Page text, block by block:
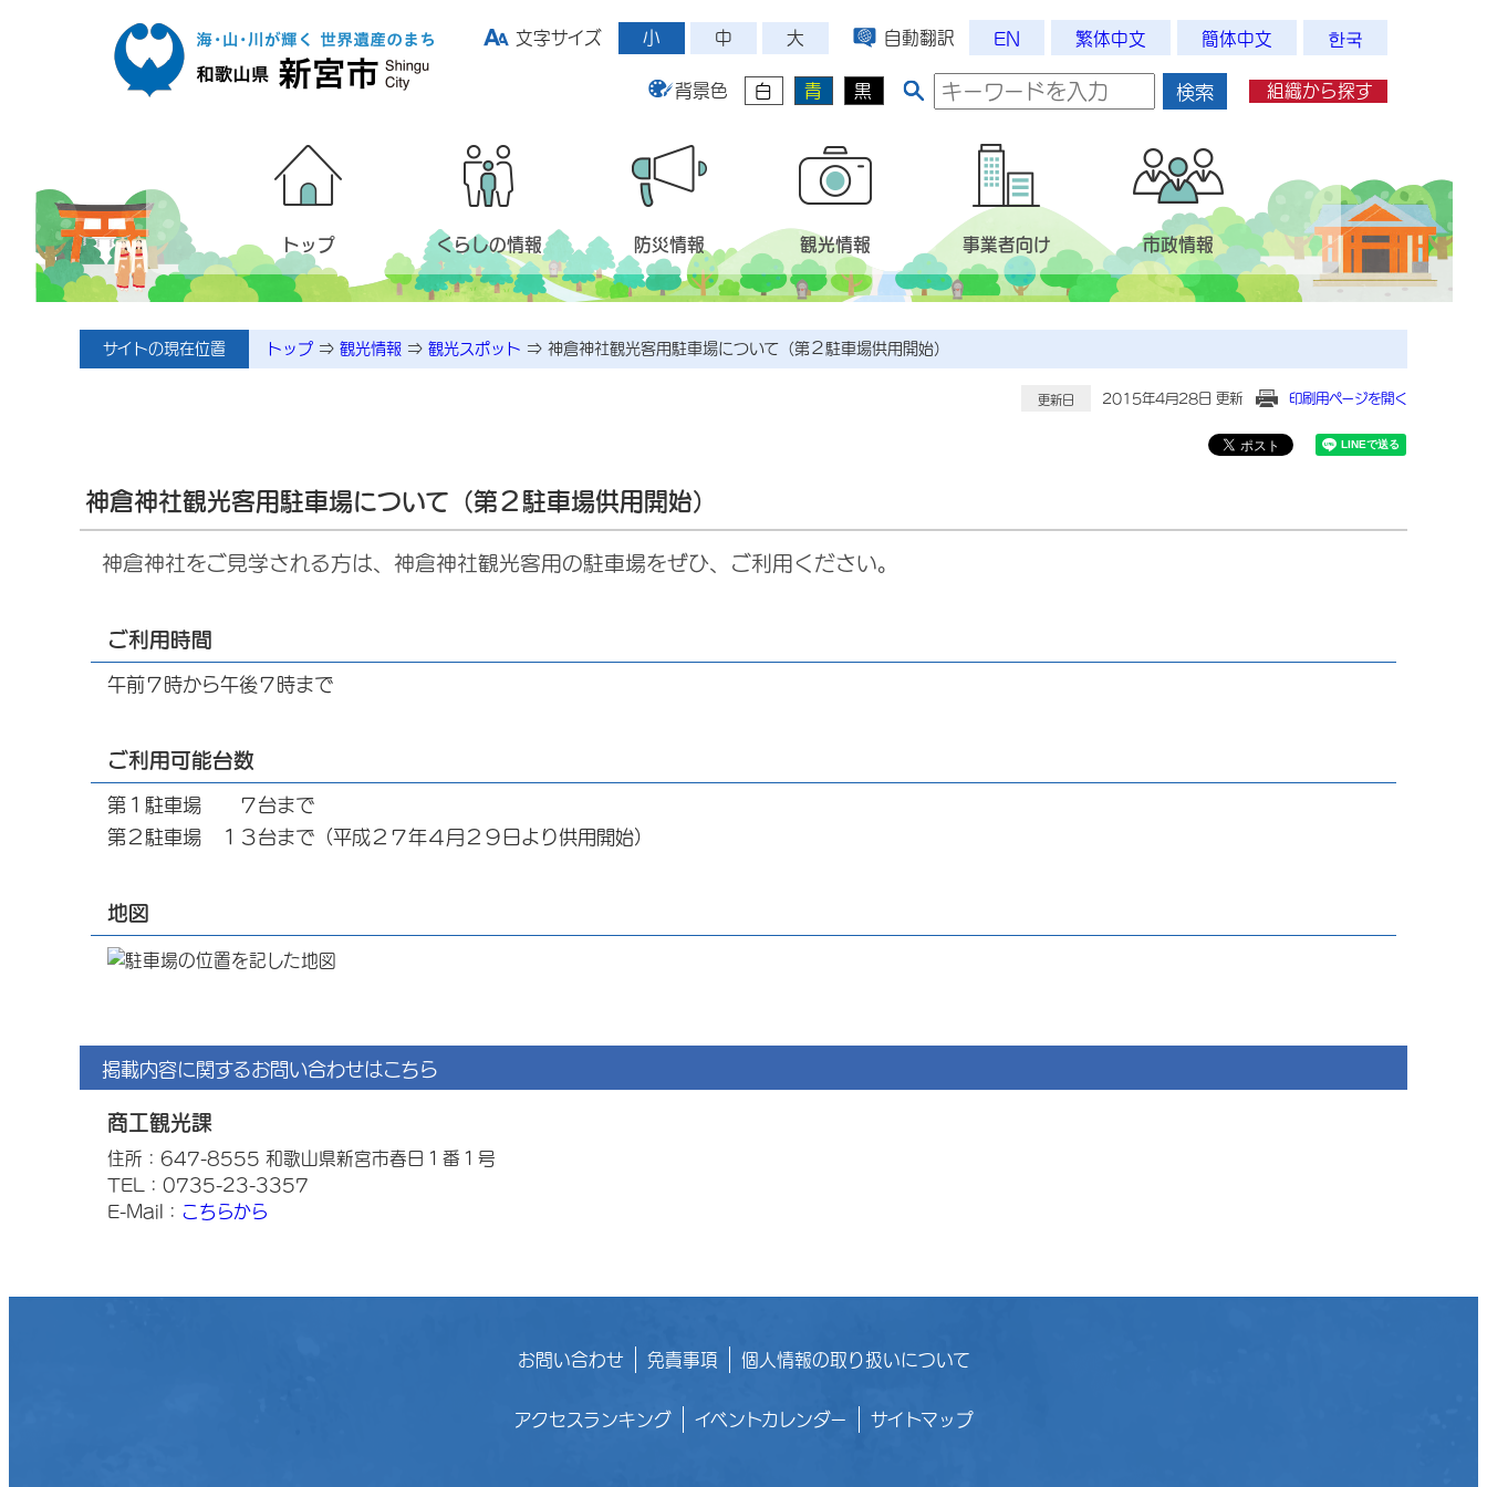
文字サイズ
小 中 大 自動翻訳 EN 繁体中文 簡体中文 한국
背景色 白 青 黒 検索 組織から探す
トップ くらしの情報 防災情報 観光情報 事業者向け 市政情報
サイトの現在位置 トップ ⇒ 観光情報 ⇒ 観光スポット ⇒ 神倉神社観光客用駐車場について（第２駐車場供用開始）
更新日 2015年4月28日 更新 印刷用ページを開く
神倉神社観光客用駐車場について（第２駐車場供用開始）
神倉神社をご見学される方は、神倉神社観光客用の駐車場をぜひ、ご利用ください。
ご利用時間
午前７時から午後７時まで
ご利用可能台数
第１駐車場 ７台まで
第２駐車場 １３台まで（平成２７年４月２９日より供用開始）
地図
掲載内容に関するお問い合わせはこちら
商工観光課
住所：647-8555 和歌山県新宮市春日１番１号
TEL：0735-23-3357
E-Mail： こちらから
お問い合わせ 免責事項 個人情報の取り扱いについて
アクセスランキング イベントカレンダー サイトマップ